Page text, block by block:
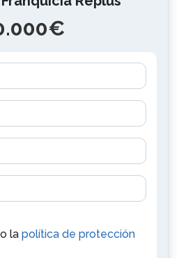
la política de protección